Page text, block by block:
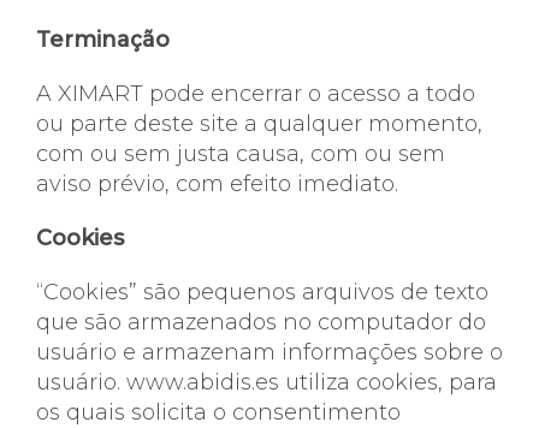
Terminação
A XIMART pode encerrar o acesso a todo
ou parte deste site a qualquer momento,
com ou sem justa causa, com ou sem
aviso prévio, com efeito imediato.
Cookies
“Cookies” são pequenos arquivos de texto
que são armazenados no computador do
usuário e armazenam informações sobre o
usuário. www.abidis.es utiliza cookies, para
os quais solicita o consentimento